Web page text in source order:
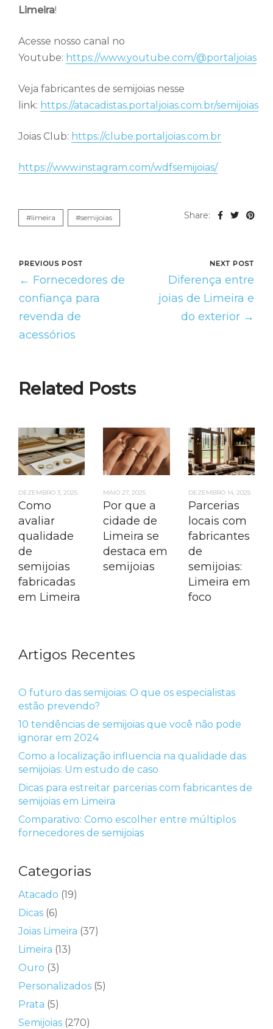
Limeira!
Acesse nosso canal no
Youtube: https://www.youtube.com/@portaljoias
Veja fabricantes de semijoias nesse
link: https://atacadistas.portaljoias.com.br/semijoias
Joias Club: https://clube.portaljoias.com.br
https://www.instagram.com/wdfsemijoias/
#limeira #semijoias Share:
PREVIOUS POST
← Fornecedores de
confiança para
revenda de
acessórios
NEXT POST
Diferença entre
joias de Limeira e
do exterior →
Related Posts
DEZEMBRO 3, 2025
Como
avaliar
qualidade
de
semijoias
fabricadas
em Limeira
MAIO 27, 2025
Por que a
cidade de
Limeira se
destaca em
semijoias
DEZEMBRO 14, 2025
Parcerias
locais com
fabricantes
de
semijoias:
Limeira em
foco
Artigos Recentes
O futuro das semijoias: O que os especialistas
estão prevendo?
10 tendências de semijoias que você não pode
ignorar em 2024
Como a localização influencia na qualidade das
semijoias: Um estudo de caso
Dicas para estreitar parcerias com fabricantes de
semijoias em Limeira
Comparativo: Como escolher entre múltiplos
fornecedores de semijoias
Categorias
Atacado (19)
Dicas (6)
Joias Limeira (37)
Limeira (13)
Ouro (3)
Personalizados (5)
Prata (5)
Semijoias (270)